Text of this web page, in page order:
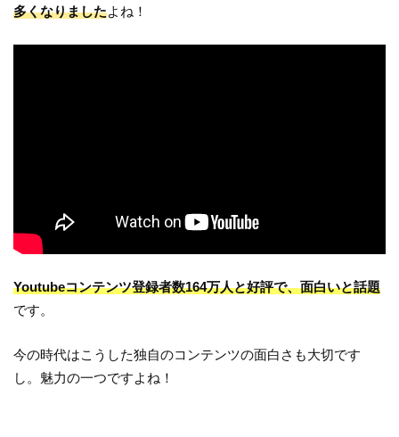
多くなりましたよね！
Youtubeコンテンツ登録者数164万人と好評で、面白いと話題
です。
今の時代はこうした独自のコンテンツの面白さも大切です
し。魅力の一つですよね！